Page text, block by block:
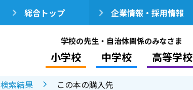
総合トップ 企業情報・採用情報
学校の先生・自治体関係のみなさま
小学校 中学校 高等学校
検索結果 この本の購入先